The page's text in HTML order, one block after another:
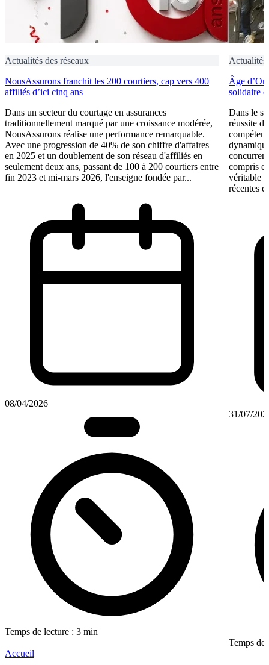
Actualités des réseaux
NousAssurons franchit les 200 courtiers, cap vers 400
affiliés d’ici cinq ans
Dans un secteur du courtage en assurances
traditionnellement marqué par une croissance modérée,
NousAssurons réalise une performance remarquable.
Avec une progression de 40% de son chiffre d'affaires
en 2025 et un doublement de son réseau d'affiliés en
seulement deux ans, passant de 100 à 200 courtiers entre
fin 2023 et mi-mars 2026, l'enseigne fondée par...
08/04/2026
Temps de lecture : 3 min
Actualités
Âge d’Or
solidaire
Dans le
réussite
compris
véritable
récentes
31/07/
Temps de
Accueil